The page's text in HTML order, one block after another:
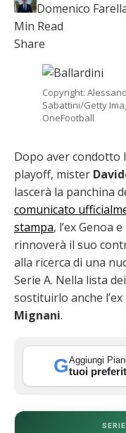
Domenico
Min Read
Facebook
Twitter
LinkedIn
Pinterest
Stumbleupon
Email
Share
Copyright:
Sabattini/Getty
OneFootball
Dopo aver condotto
playoff, mister
lascerà la panchina
comunicato
stampa, l’ex Genoa
rinnoverà il suo
alla ricerca di una
Serie A. Nella lista
sostituirlo anche l’ex
Mignani.
GAggiungi
tuoi